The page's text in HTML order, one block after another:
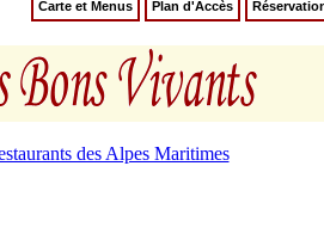
Carte et Menus Plan d'Accès
des Alpes Maritimes